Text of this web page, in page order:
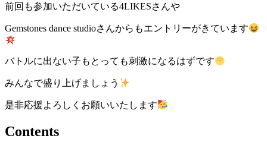
前回も参加いただいている4LIKESさんや
Gemstones dance studioさんからもエントリーがきています
バトルに出ない子もとっても刺激になるはずです
みんなで盛り上げましょう
是非応援よろしくお願いいたします
Contents